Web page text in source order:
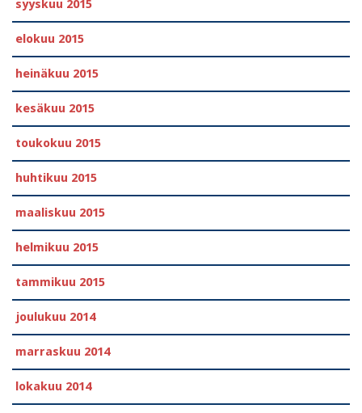
syyskuu 2015
elokuu 2015
heinäkuu 2015
kesäkuu 2015
toukokuu 2015
huhtikuu 2015
maaliskuu 2015
helmikuu 2015
tammikuu 2015
joulukuu 2014
marraskuu 2014
lokakuu 2014